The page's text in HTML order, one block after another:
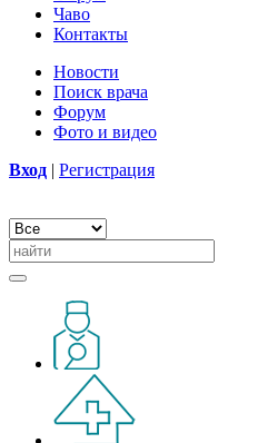
Чаво
Контакты
Новости
Поиск врача
Форум
Фото и видео
Вход | Регистрация